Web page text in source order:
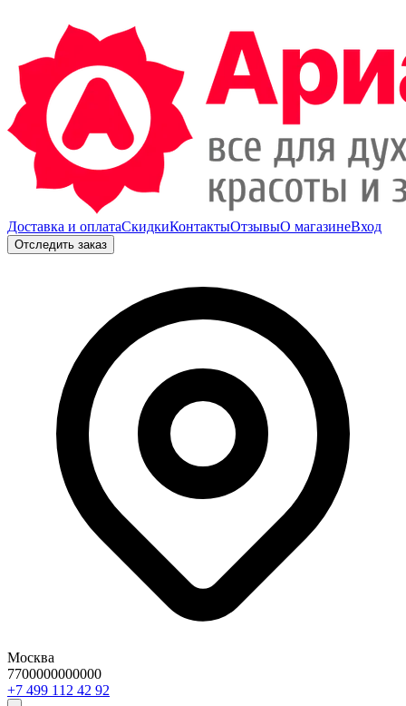
Доставка и оплатаСкидкиКонтактыОтзывыО магазинеВход
Отследить заказ
Москва
7700000000000
29 24 211 994 7+